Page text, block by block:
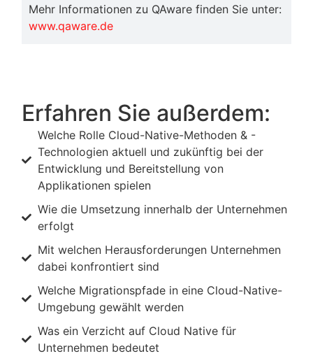
Mehr Informationen zu QAware finden Sie unter:
www.qaware.de
Erfahren Sie außerdem:
Welche Rolle Cloud-Native-Methoden & -
Technologien aktuell und zukünftig bei der
Entwicklung und Bereitstellung von
Applikationen spielen
Wie die Umsetzung innerhalb der Unternehmen
erfolgt
Mit welchen Herausforderungen Unternehmen
dabei konfrontiert sind
Welche Migrationspfade in eine Cloud-Native-
Umgebung gewählt werden
Was ein Verzicht auf Cloud Native für
Unternehmen bedeutet